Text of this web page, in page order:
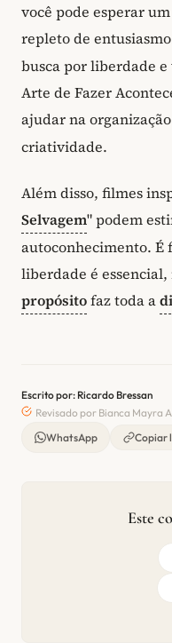
você pode esperar
repleto de
busca por liberdade
Arte de Fazer
ajudar na
criatividade.
Além disso, filmes
Selvagem" podem
autoconhecimento.
liberdade é
propósitofaz toda a
Escrito por: Ricardo Bressan
Revisado por Bianca Mayra
WhatsApp
Copiar
Este